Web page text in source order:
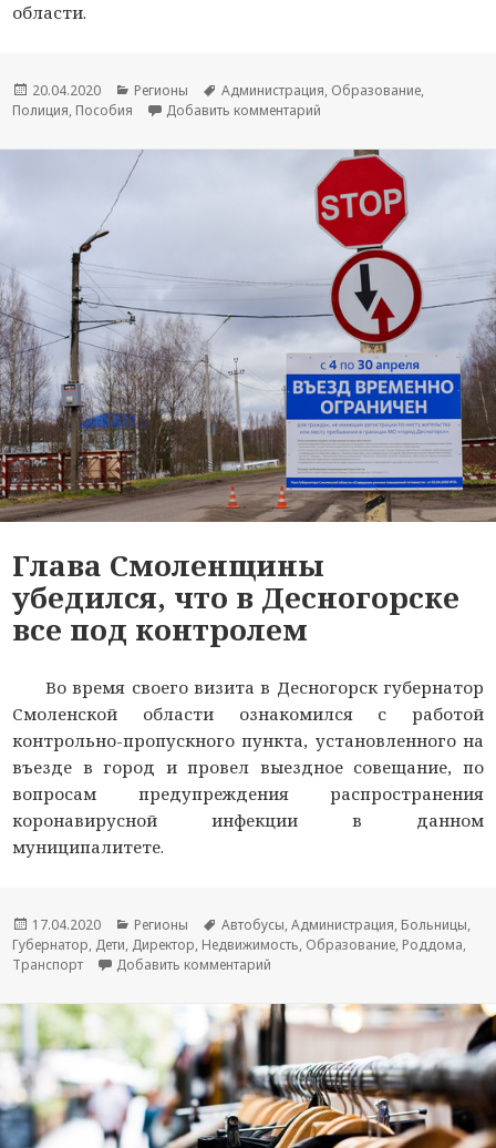
области.
Опубликовано
20.04.2020 Рубрики
Регионы Метки
Администрация, Образование,
Полиция, Пособия Добавить комментарий
Глава Смоленщины
убедился, что в Десногорске
все под контролем
Во время своего визита в Десногорск губернатор
Смоленской области ознакомился с работой
контрольно-пропускного пункта, установленного на
въезде в город и провел выездное совещание, по
вопросам предупреждения распространения
коронавирусной инфекции в данном
муниципалитете.
Опубликовано
17.04.2020 Рубрики
Регионы Метки
Автобусы,Администрация, Больницы,
Губернатор, Дети, Директор, Недвижимость, Образование, Роддома,
Транспорт
Добавить комментарий